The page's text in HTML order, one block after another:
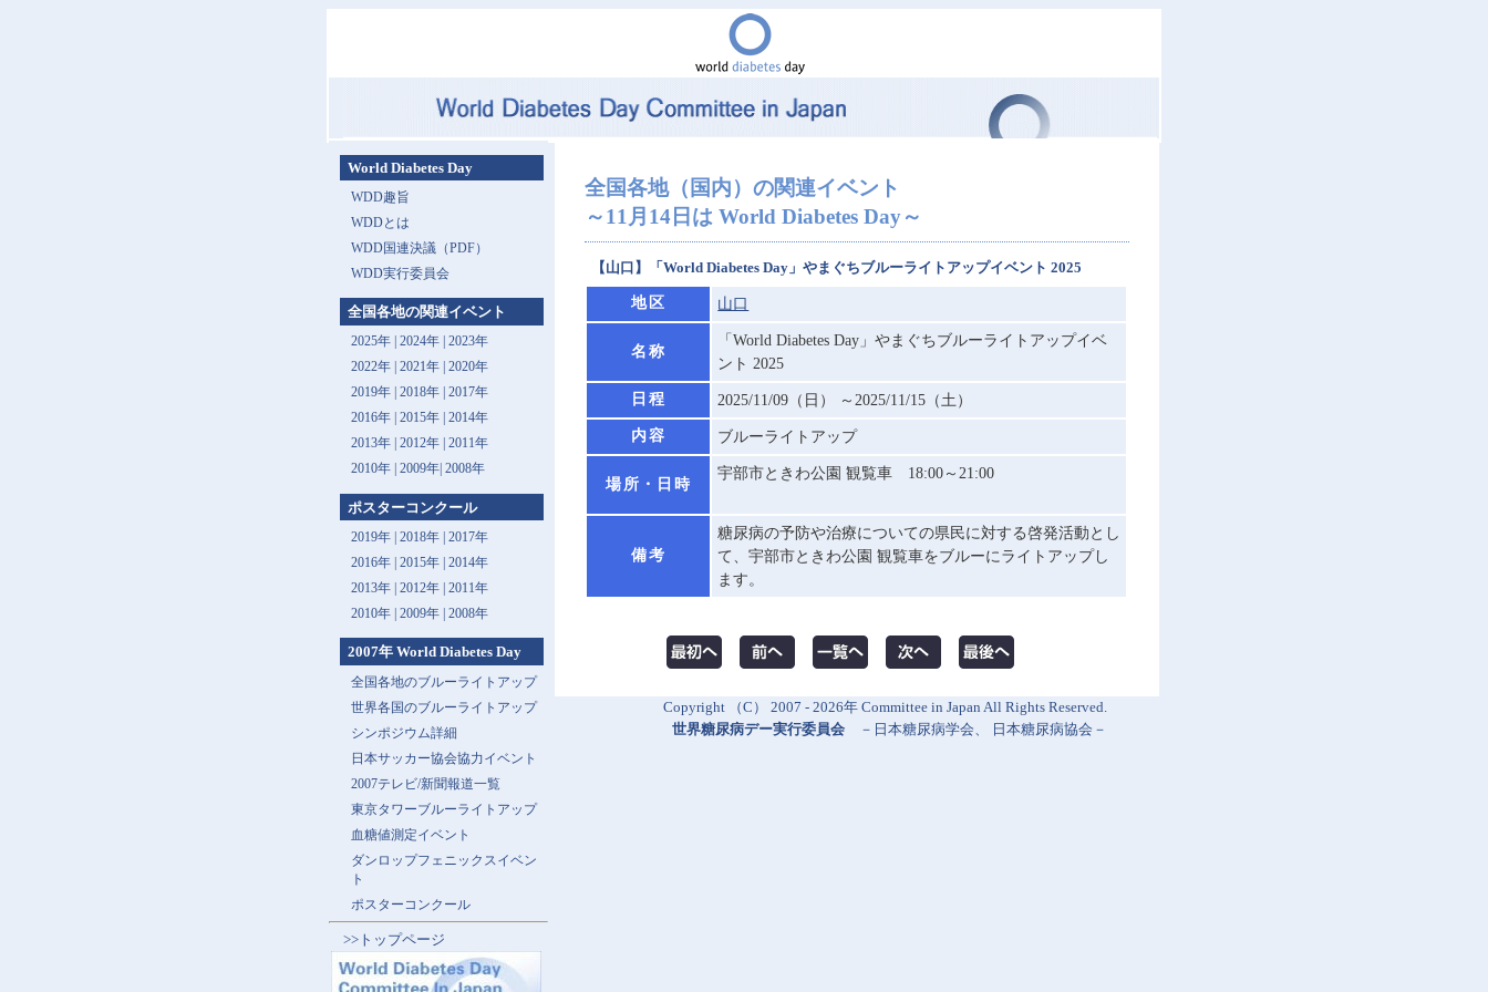
全国各地（国内）の関連イベント
～11月14日は World Diabetes Day～
【山口】「World Diabetes Day」やまぐちブルーライトアップイベント 2025
地区 山口
名称
「World Diabetes Day」やまぐちブルーライトアップイベ
ント 2025
日程 2025/11/09（日） ～2025/11/15（土）
内容 ブルーライトアップ
場所・日時
宇部市ときわ公園 観覧車 18:00～21:00
備考
糖尿病の予防や治療についての県民に対する啓発活動とし
て、宇部市ときわ公園 観覧車をブルーにライトアップし
ます。
World Diabetes Day
WDD趣旨
WDDとは
WDD国連決議（PDF）
WDD実行委員会
全国各地の関連イベント
2025年| 2024年| 2023年
2022年| 2021年| 2020年
2019年| 2018年| 2017年
2016年| 2015年| 2014年
2013年 | 2012年| 2011年
2010年| 2009年| 2008年
ポスターコンクール
2019年 | 2018年 | 2017年
2016年 | 2015年 | 2014年
2013年 | 2012年 | 2011年
2010年 | 2009年 | 2008年
2007年 World Diabetes Day
全国各地のブルーライトアップ
世界各国のブルーライトアップ
シンポジウム詳細
日本サッカー協会協力イベント
2007テレビ/新聞報道一覧
東京タワーブルーライトアップ
血糖値測定イベント
ダンロップフェニックスイベン
ト
ポスターコンクール
>>トップページ
Copyright （C） 2007 - 2026年 Committee in Japan All Rights Reserved.
世界糖尿病デー実行委員会 － 日本糖尿病学会、 日本糖尿病協会 －